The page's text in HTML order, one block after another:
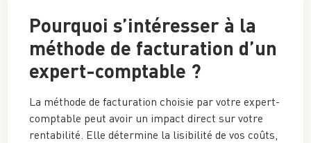
Pourquoi s’intéresser à la
méthode de facturation d’un
expert-comptable ?
La méthode de facturation choisie par votre expert-
comptable peut avoir un impact direct sur votre
rentabilité. Elle détermine la lisibilité de vos coûts,